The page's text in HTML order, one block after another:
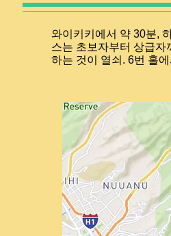
와이키키에서 약 30분,
스는 초보자부터 상급자
하는 것이 열쇠. 6번 홀